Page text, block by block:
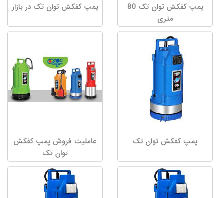
پمپ کفکش توان تک 80
متری
پمپ کفکش توان تک در بازار
پمپ کفکش توان تک
عاملیت فروش پمپ کفکش
توان تک